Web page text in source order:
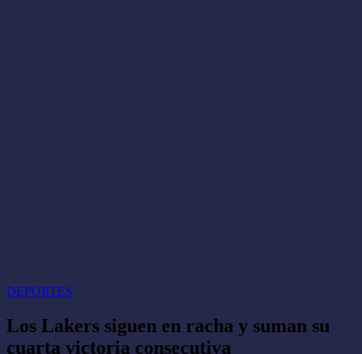
DEPORTES
Los Lakers siguen en racha y suman su
cuarta victoria consecutiva